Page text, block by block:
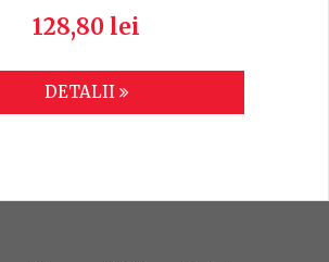
128,80 lei
DETALII